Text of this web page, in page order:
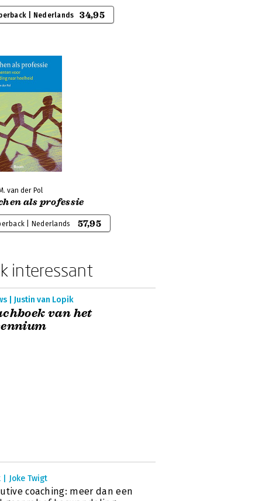
| Nederlands 34,95
van der Pol
als professie
| Nederlands 57,95
interessant
| Justin van Lopik
van het
| Joke Twigt
coaching: meer dan een